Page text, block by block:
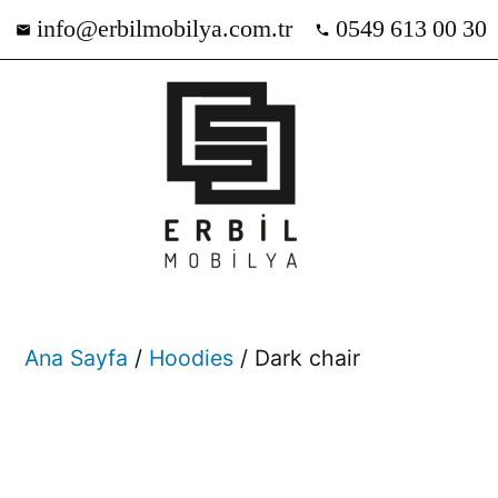
info@erbilmobilya.com.tr 0549 613 00 30
Ana Sayfa / Hoodies / Dark chair